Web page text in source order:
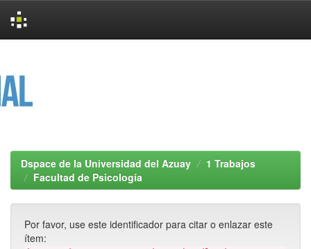
Dspace de la Universidad del Azuay
1 Trabajos
Facultad de Psicología
Por favor, use este identificador para citar o enlazar este
ítem: